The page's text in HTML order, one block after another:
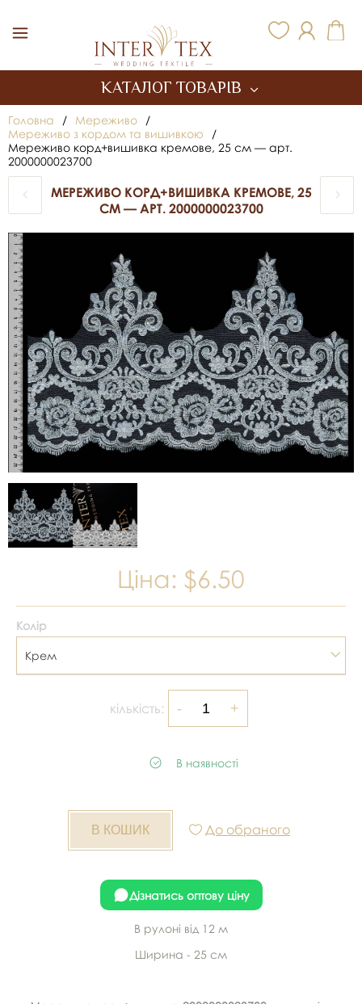
КАТАЛОГ ТОВАРІВ
Головна / Мереживо
/
Мереживо з кордом та вишивкою
/
Мереживо корд+вишивка кремове, 25 см — арт.
2000000023700
МЕРЕЖИВО КОРД+ВИШИВКА КРЕМОВЕ, 25
СМ — АРТ. 2000000023700
Ціна: $6.50
Колір
Крем
кількість:
В наявності
До обраного
Дізнатись оптову ціну
В рулоні від 12 м
Ширина - 25 см